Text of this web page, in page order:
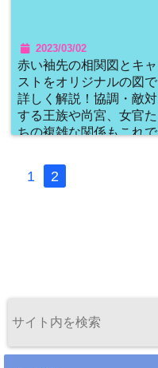
2023/03/02
赤い袖先の相関図とキャ
ストをオリジナルの図で
詳しく解説！協調・敵対
する王族や尚宮、女官た
ちの複雑な関係もこれで
1 2